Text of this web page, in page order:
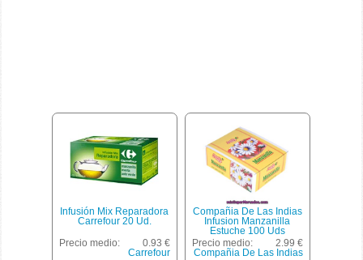
Infusión Mix Reparadora
Carrefour 20 Ud.
Precio medio:
0.93 €
Carrefour
Compañia De Las Indias
Infusion Manzanilla
Estuche 100 Uds
Precio medio:
2.99 €
Compañia De Las Indias